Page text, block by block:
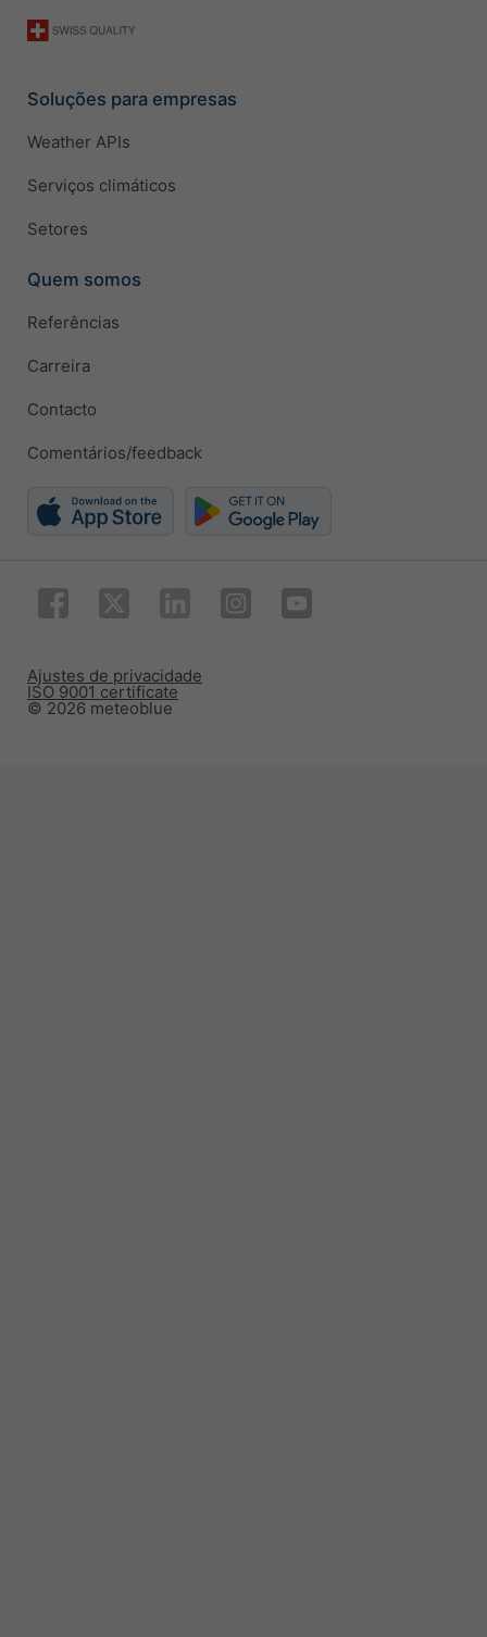
Soluções para empresas
Weather APIs
Serviços climáticos
Setores
Quem somos
Referências
Carreira
Contacto
Comentários/feedback
© 2026 meteoblue
ISO 9001 certificate
Ajustes de privacidade